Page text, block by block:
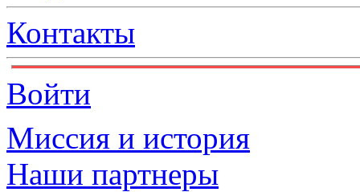
Контакты
Войти
Миссия и история
Наши партнеры